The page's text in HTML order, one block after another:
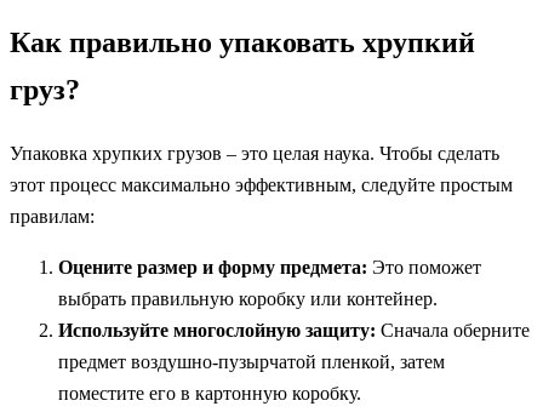
Как правильно упаковать хрупкий
груз?
Упаковка хрупких грузов – это целая наука. Чтобы сделать
этот процесс максимально эффективным, следуйте простым
правилам:
Оцените размер и форму предмета: Это поможет
выбрать правильную коробку или контейнер.
Используйте многослойную защиту: Сначала оберните
предмет воздушно-пузырчатой пленкой, затем
поместите его в картонную коробку.